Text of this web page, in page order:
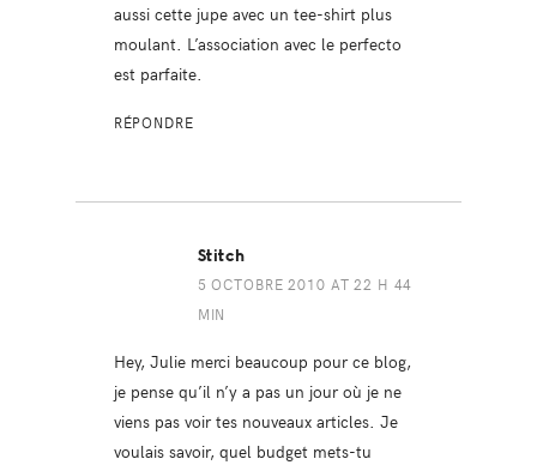
aussi cette jupe avec un tee-shirt plus
moulant. L’association avec le perfecto
est parfaite.
RÉPONDRE
Stitch
5 OCTOBRE 2010 AT 22 H 44
MIN
Hey, Julie merci beaucoup pour ce blog,
je pense qu’il n’y a pas un jour où je ne
viens pas voir tes nouveaux articles. Je
voulais savoir, quel budget mets-tu